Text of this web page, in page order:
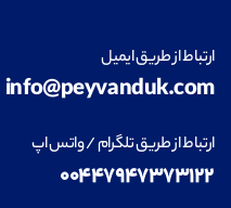
ارتباط از طریق ایمیل
info@peyvanduk.com
ارتباط از طریق تلگرام / واتس اپ
۰۰۴۴۷۹۴۷۳۷۳۱۲۲